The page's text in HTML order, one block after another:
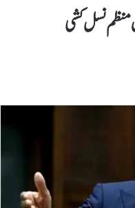
منظم نسل کشی